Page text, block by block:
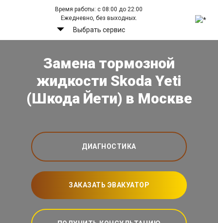
Время работы: с 08:00 до 22:00
Ежедневно, без выходных.
Выбрать сервис
Замена тормозной
жидкости Skoda Yeti
(Шкода Йети) в Москве
ДИАГНОСТИКА
ЗАКАЗАТЬ ЭВАКУАТОР